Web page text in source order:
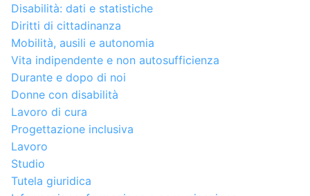
Disabilità: dati e statistiche
Diritti di cittadinanza
Mobilità, ausili e autonomia
Vita indipendente e non autosufficienza
Durante e dopo di noi
Donne con disabilità
Lavoro di cura
Progettazione inclusiva
Lavoro
Studio
Tutela giuridica